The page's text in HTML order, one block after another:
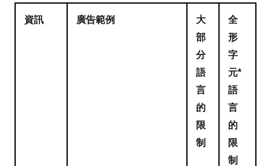
資訊 廣告範例
大
部
分
語
言
的
限
制
全
形
字
元*
語
言
的
限
制